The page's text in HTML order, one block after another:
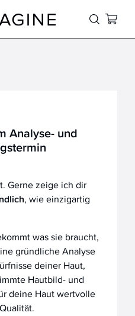
Analyse- und
Gerne zeige ich dir
, wie einzigartig
was sie braucht,
gründliche Analyse
deiner Haut,
Hautbild- und
deine Haut wertvolle